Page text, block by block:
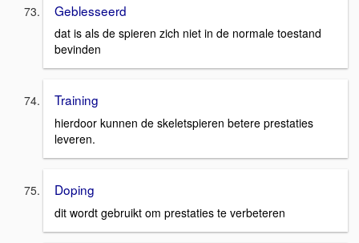
Geblesseerd
dat is als de spieren zich niet in de normale toestand
bevinden
Training
hierdoor kunnen de skeletspieren betere prestaties
leveren.
Doping
dit wordt gebruikt om prestaties te verbeteren